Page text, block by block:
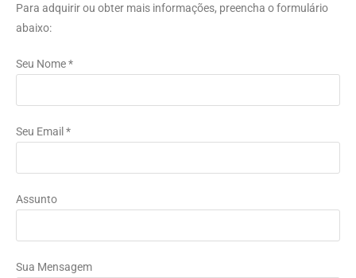
Para adquirir ou obter mais informações, preencha o formulário
abaixo:
Seu Nome *
Seu Email *
Assunto
Sua Mensagem